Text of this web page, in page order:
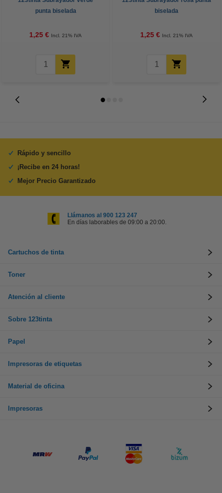
punta biselada
1,25 € Incl. 21% IVA
biselada
1,25 € Incl. 21% IVA
Rápido y sencillo
¡Recibe en 24 horas!
Mejor Precio Garantizado
Llámanos al 900 123 247
En días laborables de 09:00 a 20:00.
Cartuchos de tinta
Toner
Atención al cliente
Sobre 123tinta
Papel
Impresoras de etiquetas
Material de oficina
Impresoras